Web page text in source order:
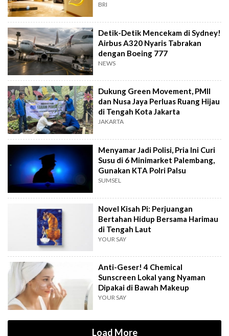
BRI
Detik-Detik Mencekam di Sydney!
Airbus A320 Nyaris Tabrakan
dengan Boeing 777
NEWS
Dukung Green Movement, PMII
dan Nusa Jaya Perluas Ruang Hijau
di Tengah Kota Jakarta
JAKARTA
Menyamar Jadi Polisi, Pria Ini Curi
Susu di 6 Minimarket Palembang,
Gunakan KTA Polri Palsu
SUMSEL
Novel Kisah Pi: Perjuangan
Bertahan Hidup Bersama Harimau
di Tengah Laut
YOUR SAY
Anti-Geser! 4 Chemical
Sunscreen Lokal yang Nyaman
Dipakai di Bawah Makeup
YOUR SAY
Load More